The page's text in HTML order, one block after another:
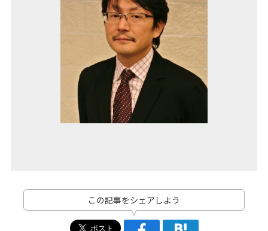
この記事をシェアしよう